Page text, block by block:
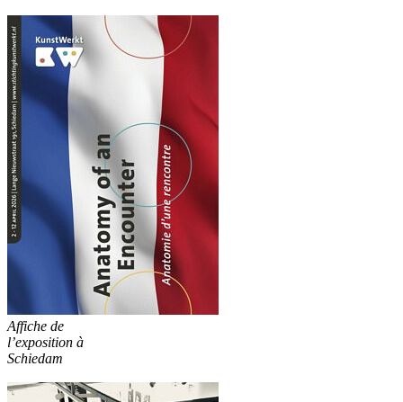
Affiche de
l’exposition à
Schiedam